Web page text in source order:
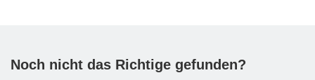
Noch nicht das Richtige gefunden?